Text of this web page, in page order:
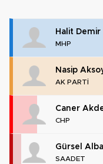
Halit Demir
MHP
Nasip
AK PARTİ
Caner
CHP
Gürsel
SAADET